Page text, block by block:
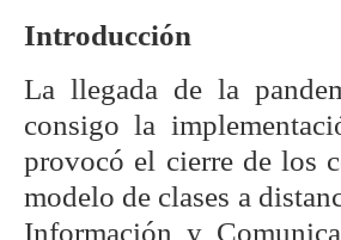
Introducción
La llegada de la
consigo la
provocó el cierre de los
modelo de clases a
Información y